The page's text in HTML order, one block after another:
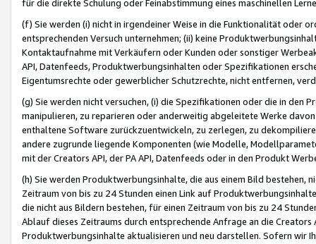
für die direkte Schulung oder Feinabstimmung eines maschinellen
(f) Sie werden (i) nicht in irgendeiner Weise in die Funktionalität oder
entsprechenden Versuch unternehmen; (ii) keine
Kontaktaufnahme mit Verkäufern oder Kunden oder sonstiger
API, Datenfeeds, Produktwerbungsinhalten oder Spezifikationen
Eigentumsrechte oder gewerblicher Schutzrechte, nicht entfernen,
(g) Sie werden nicht versuchen, (i) die Spezifikationen oder die in
manipulieren, zu reparieren oder anderweitig abgeleitete Werke
enthaltene Software zurückzuentwickeln, zu zerlegen, zu
andere zugrunde liegende Komponenten (wie Modelle,
mit der Creators API, der PA API, Datenfeeds oder in den Produkt
(h) Sie werden Produktwerbungsinhalte, die aus einem Bild bestehen,
Zeitraum von bis zu 24 Stunden einen Link auf
die nicht aus Bildern bestehen, für einen Zeitraum von bis zu 24
Ablauf dieses Zeitraums durch entsprechende Anfrage an die
Produktwerbungsinhalte aktualisieren und neu darstellen. Sofern wir